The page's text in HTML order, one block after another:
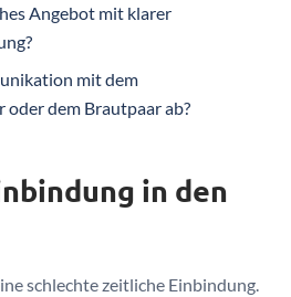
Angebot mit klarer
mit dem
dem Brautpaar ab?
in den
schlechte zeitliche Einbindung.